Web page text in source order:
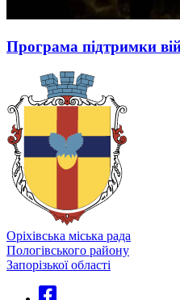
Програма підтримки
Оріхівська міська рада
Пологівського району
Запорізької області